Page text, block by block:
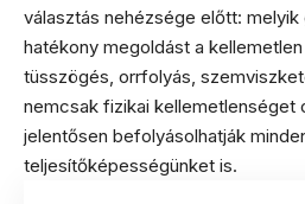
választás nehézsége előtt:
hatékony megoldást a
tüsszögés, orrfolyás,
nemcsak fizikai kellemetlenséget
jelentősen befolyásolhatják
teljesítőképességünket is.